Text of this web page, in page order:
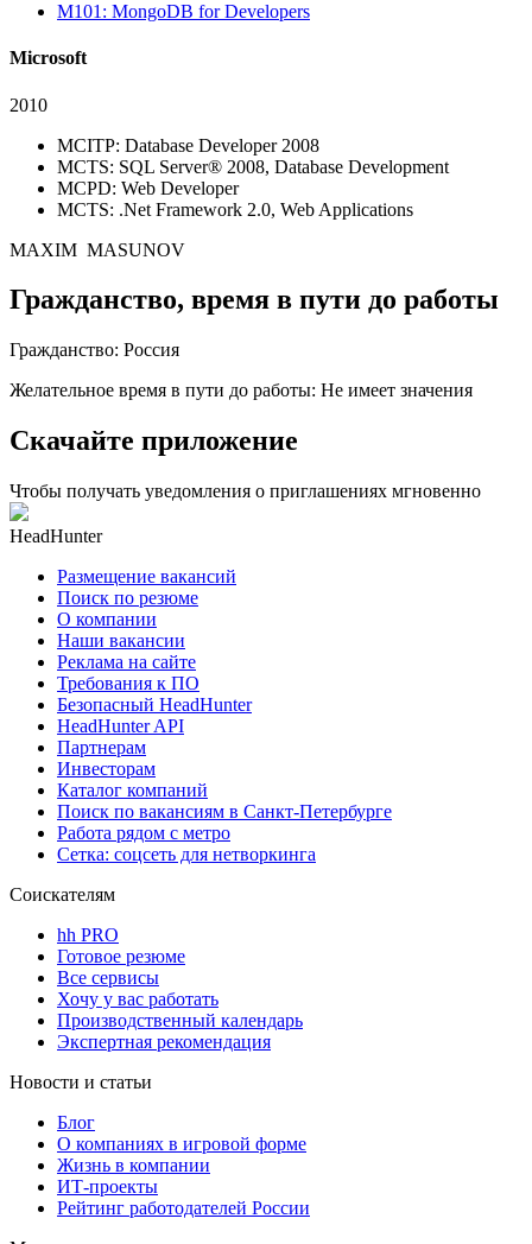
M101: MongoDB for Developers
Microsoft
2010
MCITP: Database Developer 2008
MCTS: SQL Server® 2008, Database Development
MCPD: Web Developer
MCTS: .Net Framework 2.0, Web Applications
MAXIM MASUNOV
Гражданство, время в пути до работы
Гражданство: Россия
Желательное время в пути до работы: Не имеет значения
Скачайте приложение
Чтобы получать уведомления о приглашениях мгновенно
HeadHunter
Размещение вакансий
Поиск по резюме
О компании
Наши вакансии
Реклама на сайте
Требования к ПО
Безопасный HeadHunter
HeadHunter API
Партнерам
Инвесторам
Каталог компаний
Поиск по вакансиям в Санкт-Петербурге
Работа рядом с метро
Сетка: соцсеть для нетворкинга
Соискателям
hh PRO
Готовое резюме
Все сервисы
Хочу у вас работать
Производственный календарь
Экспертная рекомендация
Новости и статьи
Блог
О компаниях в игровой форме
Жизнь в компании
ИТ-проекты
Рейтинг работодателей России